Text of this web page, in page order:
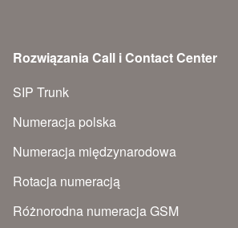
Rozwiązania Call i Contact Center
SIP Trunk
Numeracja polska
Numeracja międzynarodowa
Rotacja numeracją
Różnorodna numeracja GSM